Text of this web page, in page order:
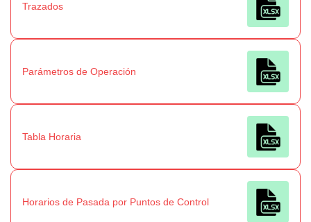
Trazados
Parámetros de Operación
Tabla Horaria
Horarios de Pasada por Puntos de Control